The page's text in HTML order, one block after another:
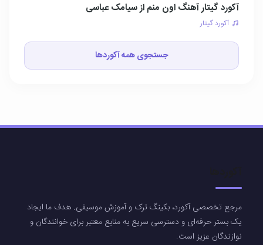
آکورد گیتار آهنگ اون منم از سیامک عباسی
آکورد گیتار
جستجوی همه آکوردها
مرجع تخصصی آکورد، بکینگ ترک و آموزش موسیقی. هدف ما ایجاد
یک بستر حرفه‌ای و دسترسی سریع به منابع معتبر برای خوانندگان و
نوازندگان عزیز است.